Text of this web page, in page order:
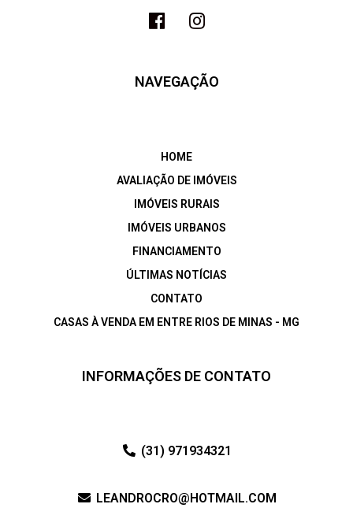
NAVEGAÇÃO
HOME
AVALIAÇÃO DE IMÓVEIS
IMÓVEIS RURAIS
IMÓVEIS URBANOS
FINANCIAMENTO
ÚLTIMAS NOTÍCIAS
CONTATO
CASAS À VENDA EM ENTRE RIOS DE MINAS - MG
INFORMAÇÕES DE CONTATO
(31) 971934321
LEANDROCRO@HOTMAIL.COM